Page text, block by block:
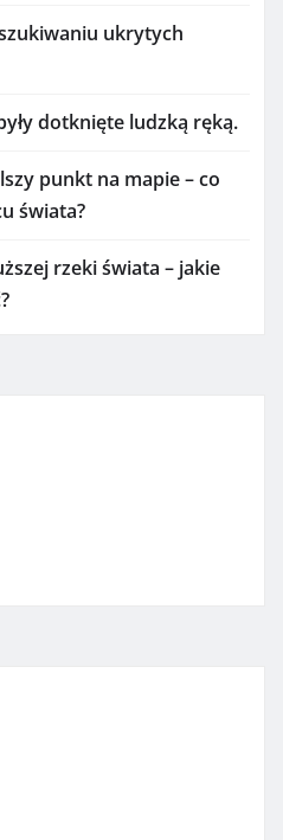
ukrytych
dotknięte ludzką ręką.
punkt na mapie – co
świata?
rzeki świata – jakie